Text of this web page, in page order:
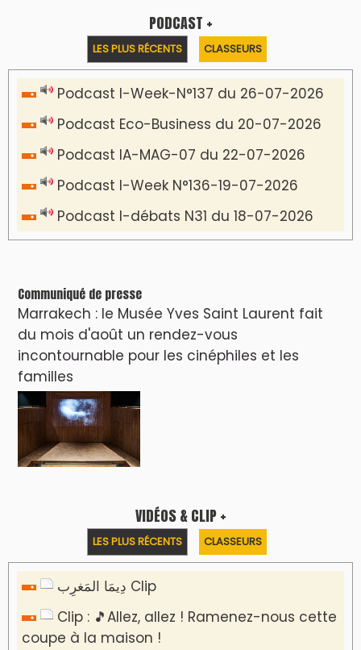
VIDÉOS & CLIP +
LES PLUS RÉCENTS CLASSEURS
دِيمَا المَغرِب Clip
🎵Bulldozer Blues
Clip : 🎵 LE BLUES DE L'IA
🎵 Ormuzera bien, qui ormuzera le
dernier
Reportages
Nizar Baraka préside à Marrakech une
l’équité territoriale
​Lancement de la plateforme “Observatoire
des projets” du Ministère de l’Équipement et